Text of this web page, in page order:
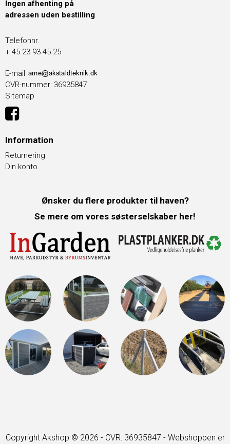
Ingen afhenting på
adressen uden bestilling
Telefonnr.
+ 45 23 93 45 25
E-mail
CVR-nummer: 36935847
Sitemap
Information
Returnering
Din konto
Ønsker du flere produkter til haven?
Se mere om vores søsterselskaber her!
Copyright Akshop © 2026 - CVR: 36935847 - Webshoppen er